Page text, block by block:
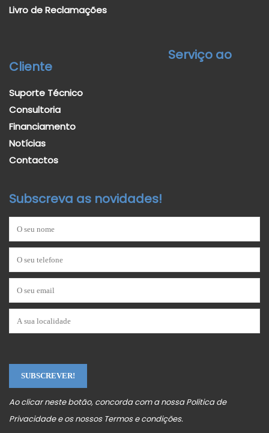
Livro de Reclamações
Serviço ao
Cliente
Suporte Técnico
Consultoria
Financiamento
Notícias
Contactos
Subscreva as novidades!
Ao clicar neste botão, concorda com a nossaPolitica de
Privacidadee os nossos Termos e condições.